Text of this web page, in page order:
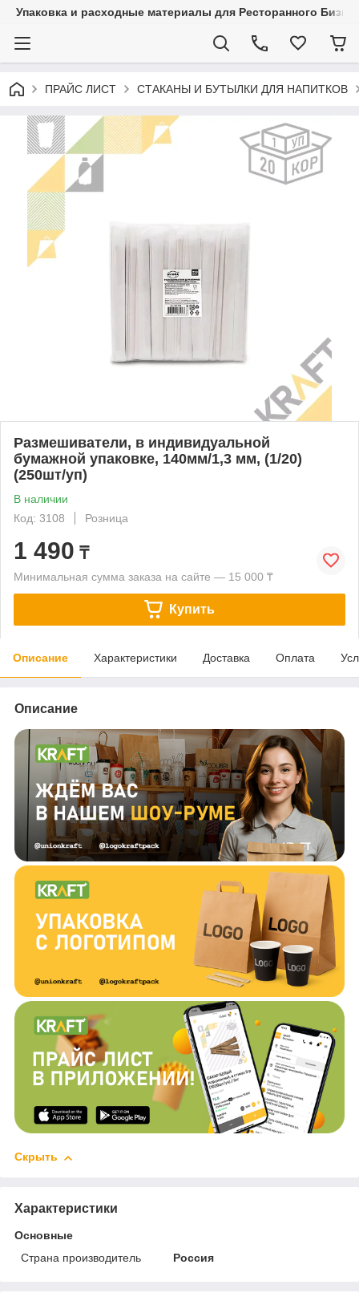
Упаковка и расходные материалы для Ресторанного
ПРАЙС ЛИСТ СТАКАНЫ И БУТЫЛКИ ДЛЯ НАПИТКОВ
Размешиватели, в индивидуальной
бумажной упаковке, 140мм/1,3 мм, (1/20)
(250шт/уп)
В наличии
Код: 3108
Розница
1 490 ₸
Минимальная сумма заказа на сайте — 15 000 ₸
Купить
Описание Характеристики Доставка Оплата
Описание
Скрыть
Характеристики
Основные
Страна производитель
Россия